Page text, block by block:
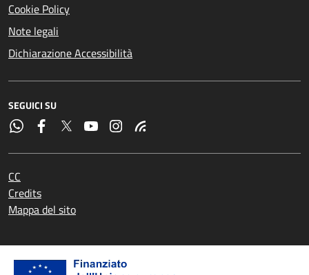
Cookie Policy
Note legali
Dichiarazione Accessibilità
SEGUICI SU
CC
Credits
Mappa del sito